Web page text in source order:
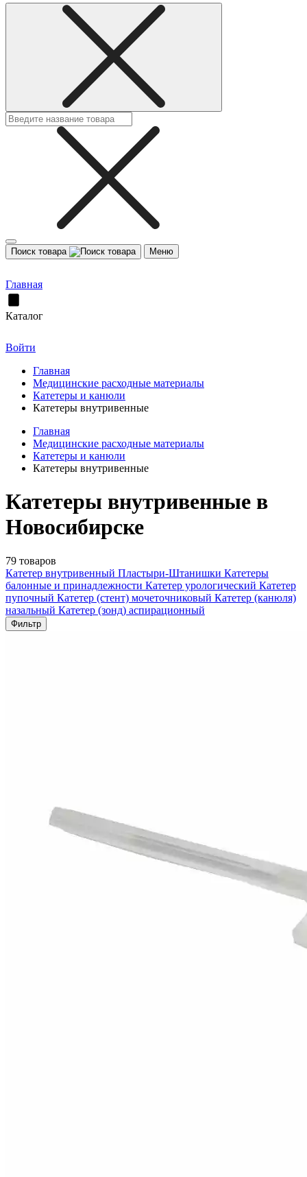
Поиск товара Меню
Главная
Каталог
Войти
Главная
Медицинские расходные материалы
Катетеры и канюли
Катетеры внутривенные
Главная
Медицинские расходные материалы
Катетеры и канюли
Катетеры внутривенные
Катетеры внутривенные в
Новосибирске
79 товаров
Катетер внутривенный Пластыри-Штанишки Катетеры
балонные и принадлежности Катетер урологический Катетер
пупочный Катетер (стент) мочеточниковый Катетер (канюля)
назальный Катетер (зонд) аспирационный
Фильтр